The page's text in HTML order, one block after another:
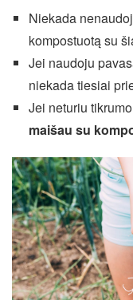
Niekada
kompostuotą su
Jei naudoju
niekada tiesiai
Jei neturiu
maišau su